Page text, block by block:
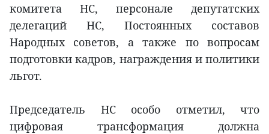
комитета НС, персонале депутатских
делегаций НС, Постоянных составов
Народных советов, а также по вопросам
подготовки кадров, награждения и политики
льгот.
Председатель НС особо отметил, что
цифровая трансформация должна